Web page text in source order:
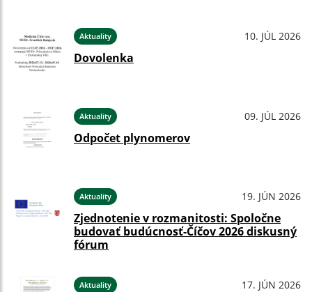
Aktuality 10. JÚL 2026
Dovolenka
Aktuality 09. JÚL 2026
Odpočet plynomerov
Aktuality 19. JÚN 2026
Zjednotenie v rozmanitosti: Spoločne
budovať budúcnosť-Číčov 2026 diskusný
fórum
Aktuality 17. JÚN 2026